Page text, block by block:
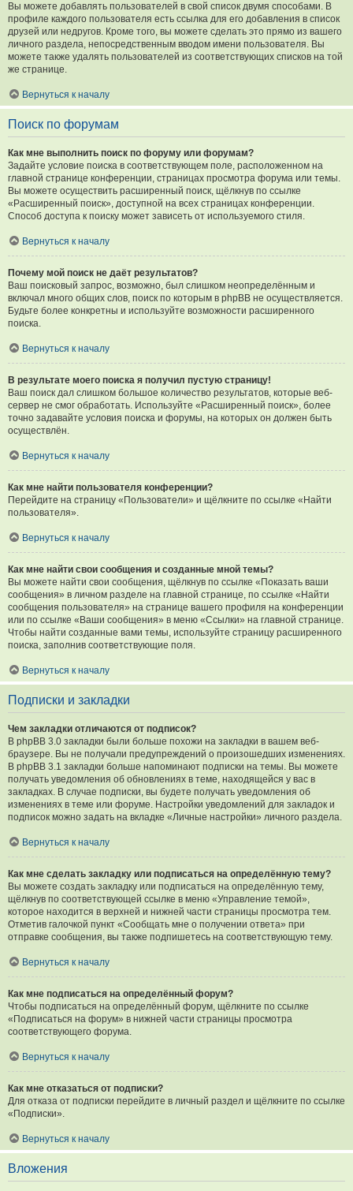
Вы можете добавлять пользователей в свой список двумя способами. В
профиле каждого пользователя есть ссылка для его добавления в список
друзей или недругов. Кроме того, вы можете сделать это прямо из вашего
личного раздела, непосредственным вводом имени пользователя. Вы
можете также удалять пользователей из соответствующих списков на той
же странице.
Вернуться к началу
Поиск по форумам
Как мне выполнить поиск по форуму или форумам?
Задайте условие поиска в соответствующем поле, расположенном на
главной странице конференции, страницах просмотра форума или темы.
Вы можете осуществить расширенный поиск, щёлкнув по ссылке
«Расширенный поиск», доступной на всех страницах конференции.
Способ доступа к поиску может зависеть от используемого стиля.
Вернуться к началу
Почему мой поиск не даёт результатов?
Ваш поисковый запрос, возможно, был слишком неопределённым и
включал много общих слов, поиск по которым в phpBB не осуществляется.
Будьте более конкретны и используйте возможности расширенного
поиска.
Вернуться к началу
В результате моего поиска я получил пустую страницу!
Ваш поиск дал слишком большое количество результатов, которые веб-
сервер не смог обработать. Используйте «Расширенный поиск», более
точно задавайте условия поиска и форумы, на которых он должен быть
осуществлён.
Вернуться к началу
Как мне найти пользователя конференции?
Перейдите на страницу «Пользователи» и щёлкните по ссылке «Найти
пользователя».
Вернуться к началу
Как мне найти свои сообщения и созданные мной темы?
Вы можете найти свои сообщения, щёлкнув по ссылке «Показать ваши
сообщения» в личном разделе на главной странице, по ссылке «Найти
сообщения пользователя» на странице вашего профиля на конференции
или по ссылке «Ваши сообщения» в меню «Ссылки» на главной странице.
Чтобы найти созданные вами темы, используйте страницу расширенного
поиска, заполнив соответствующие поля.
Вернуться к началу
Подписки и закладки
Чем закладки отличаются от подписок?
В phpBB 3.0 закладки были больше похожи на закладки в вашем веб-
браузере. Вы не получали предупреждений о произошедших изменениях.
В phpBB 3.1 закладки больше напоминают подписки на темы. Вы можете
получать уведомления об обновлениях в теме, находящейся у вас в
закладках. В случае подписки, вы будете получать уведомления об
изменениях в теме или форуме. Настройки уведомлений для закладок и
подписок можно задать на вкладке «Личные настройки» личного раздела.
Вернуться к началу
Как мне сделать закладку или подписаться на определённую тему?
Вы можете создать закладку или подписаться на определённую тему,
щёлкнув по соответствующей ссылке в меню «Управление темой»,
которое находится в верхней и нижней части страницы просмотра тем.
Отметив галочкой пункт «Сообщать мне о получении ответа» при
отправке сообщения, вы также подпишетесь на соответствующую тему.
Вернуться к началу
Как мне подписаться на определённый форум?
Чтобы подписаться на определённый форум, щёлкните по ссылке
«Подписаться на форум» в нижней части страницы просмотра
соответствующего форума.
Вернуться к началу
Как мне отказаться от подписки?
Для отказа от подписки перейдите в личный раздел и щёлкните по ссылке
«Подписки».
Вернуться к началу
Вложения